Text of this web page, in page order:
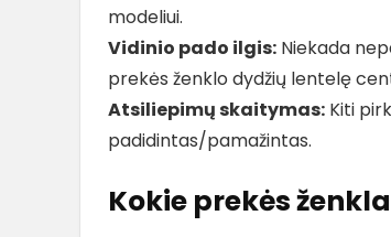
modeliui.
Vidinio pado ilgis: Niekada
prekės ženklo dydžių lentelę
Atsiliepimų skaitymas: Kiti
padidintas/pamažintas.
Kokie prekės